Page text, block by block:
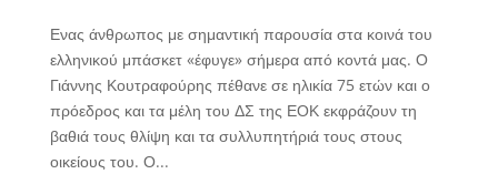
Ενας άνθρωπος με σημαντική παρουσία στα κοινά του
ελληνικού μπάσκετ «έφυγε» σήμερα από κοντά μας. Ο
Γιάννης Κουτραφούρης πέθανε σε ηλικία 75 ετών και ο
πρόεδρος και τα μέλη του ΔΣ της ΕΟΚ εκφράζουν τη
βαθιά τους θλίψη και τα συλλυπητήριά τους στους
οικείους του. Ο...